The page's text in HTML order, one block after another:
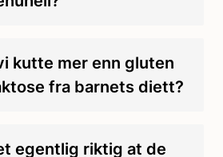
kutte mer enn gluten
fra barnets diett?
egentlig riktig at de